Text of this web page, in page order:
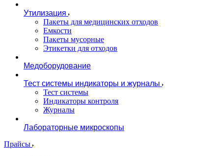
Утилизация
Пакеты для медицинских отходов
Емкости
Пакеты мусорные
Этикетки для отходов
Медоборудование
Тест системы индикаторы и журналы
Тест системы
Индикаторы контроля
Журналы
Лабораторные микроскопы
Прайсы